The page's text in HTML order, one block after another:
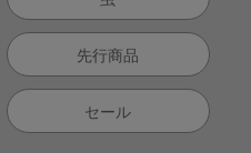
先行商品
セール